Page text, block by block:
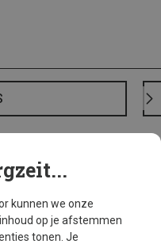
kunnen we onze
op je afstemmen
tonen. Je